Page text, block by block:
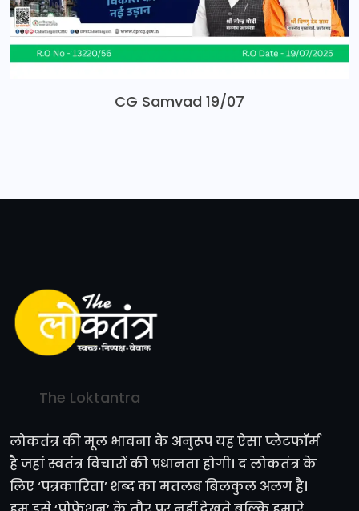
CG Samvad 19/07
The Loktantra
लोकतंत्र की मूल भावना के अनुरूप यह ऐसा प्लेटफॉर्म
है जहां स्वतंत्र विचारों की प्रधानता होगी। द लोकतंत्र के
लिए ‘पत्रकारिता’ शब्द का मतलब बिलकुल अलग है।